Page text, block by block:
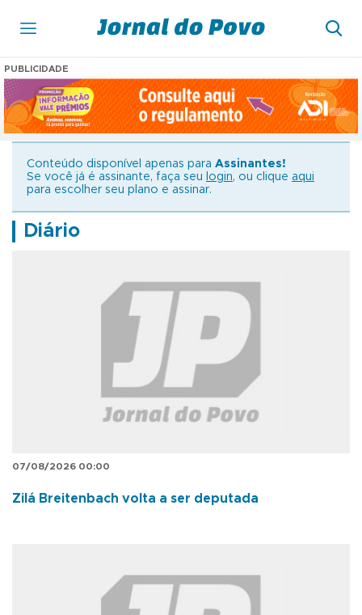
PUBLICIDADE
Conteúdo disponível apenas para Assinantes!
Se você já é assinante, faça seu
login, ou clique aqui
para escolher seu plano e assinar.
Diário
07/08/2026 00:00
Zilá Breitenbach volta a ser deputada